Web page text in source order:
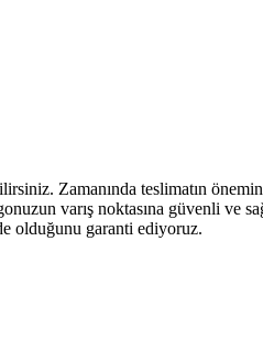
Zamanında teslimatın
varış noktasına güvenli ve
olduğunu garanti ediyoruz.